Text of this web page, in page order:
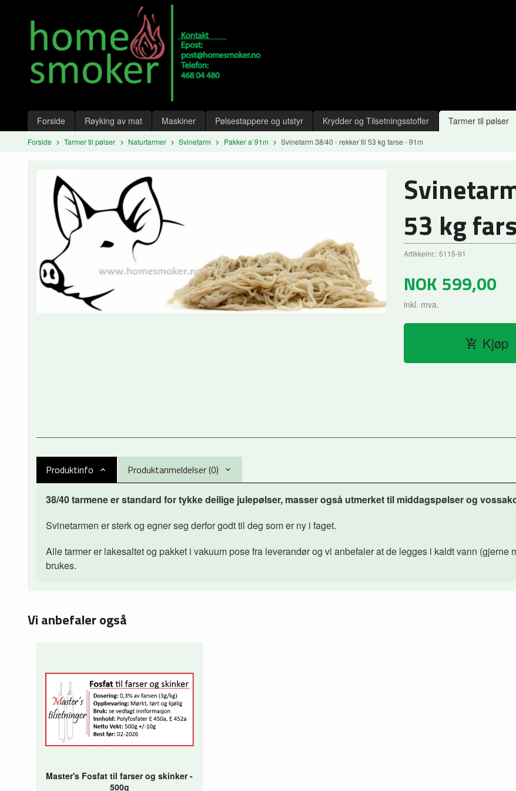
innholdet
Produkter
Forside Røyking av mat Maskiner Pølsestappere og utstyr Krydder og Tilsetningsstoffer Tarmer til pølser
Forside Tarmer til pølser Naturtarmer Svinetarm Pakker a`91m Svinetarm 38/40 - rekker til 53 kg farse - 91m
53 kg
Artikkelnr.: 5115-91
NOK 599,00
inkl. mva.
Kjøp
Produktinfo Produktanmeldelser (0)
38/40 tarmene er standard for tykke deilige julepølser, masser også utmerket til middagspølser og
Svinetarmen er sterk og egner seg derfor godt til deg som er ny i faget.
Alle tarmer er lakesaltet og pakket i vakuum pose fra leverandør og vi anbefaler at de legges i kaldt vann (gjerne
brukes.
Vi anbefaler også
Master's Fosfat til farser og skinker -
500g